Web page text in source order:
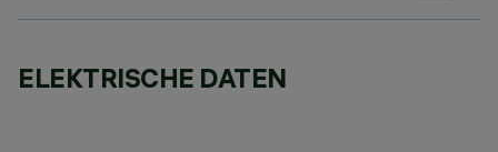
ELEKTRISCHE DATEN